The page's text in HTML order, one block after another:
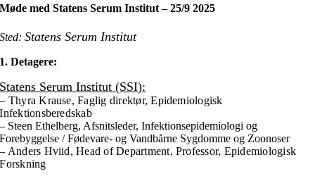
Møde med Statens Serum Institut – 25/9 2025
Sted:Statens Serum Institut
1. Detagere:
Statens Serum Institut (SSI):
– Thyra Krause, Faglig direktør, Epidemiologisk
Infektionsberedskab
– Steen Ethelberg, Afsnitsleder, Infektionsepidemiologi og
Forebyggelse / Fødevare- og Vandbårne Sygdomme og Zoonoser
– Anders Hviid, Head of Department, Professor, Epidemiologisk
Forskning